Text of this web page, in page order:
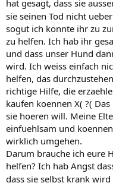
hat gesagt, dass sie
sie seinen Tod nicht
sogut ich konnte ihr zu
zu helfen. Ich hab ihr
und dass unser Hund
wird. Ich weiss einfach
helfen, das
richtige Hilfe, die
kaufen koennen X( ?(
sie hoeren will. Meine
einfuehlsam und
wirklich umgehen.
Darum brauche ich eure
helfen? Ich hab Angst
dass sie selbst krank wird